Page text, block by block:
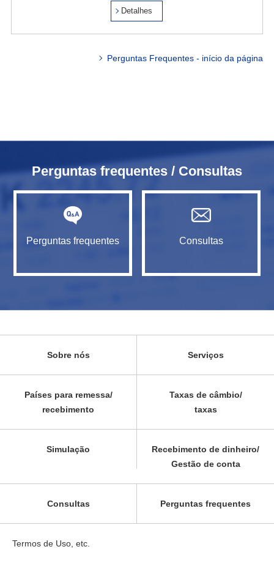
Detalhes
Perguntas Frequentes - início da página
Perguntas frequentes / Consultas
Perguntas frequentes Consultas
Sobre nós Serviços
Países para remessa/
recebimento
Taxas de câmbio/
taxas
Simulação
Recebimento de dinheiro/
Gestão de conta
Consultas Perguntas frequentes
Termos de Uso, etc.